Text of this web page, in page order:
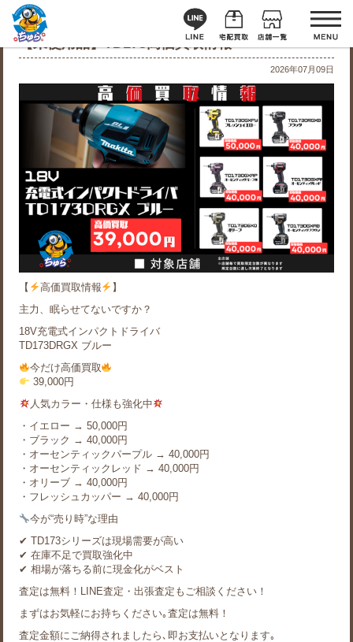
【未使用品】TD173高価買取情報
2026年07月09日
【 高価買取情報
】
主力、眠らせてないですか？
18V充電式インパクトドライバ
TD173DRGX ブルー
今だけ高価買取
39,000円
人気カラー・仕様も強化中
・イエロー → 50,000円
・ブラック → 40,000円
・オーセンティックパープル → 40,000円
・オーセンティックレッド → 40,000円
・オリーブ → 40,000円
・フレッシュカッパー → 40,000円
今が“売り時”な理由
✔ TD173シリーズは現場需要が高い
✔ 在庫不足で買取強化中
✔ 相場が落ちる前に現金化がベスト
査定は無料！LINE査定・出張査定もご相談ください！
まずはお気軽にお持ちください｡査定は無料！
査定金額にご納得されましたら､即お支払いとなります｡